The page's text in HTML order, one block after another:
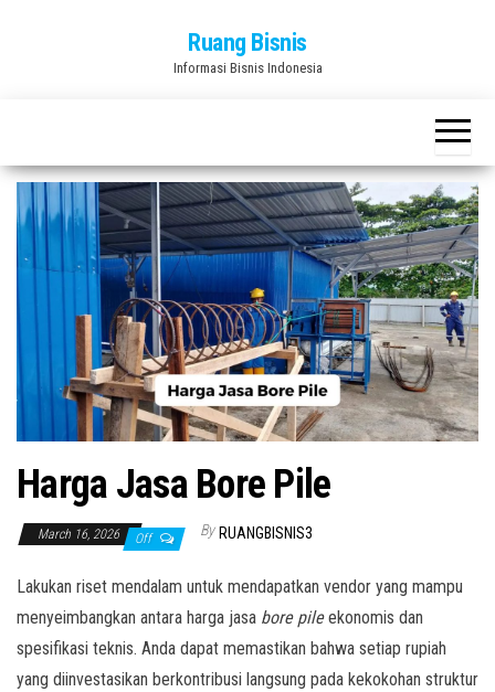
Ruang Bisnis
Informasi Bisnis Indonesia
Harga Jasa Bore Pile
March 16, 2026 Off By RUANGBISNIS3
Lakukan riset mendalam untuk mendapatkan vendor yang mampu
menyeimbangkan antara harga jasa bore pileekonomis dan
spesifikasi teknis. Anda dapat memastikan bahwa setiap rupiah
yang diinvestasikan berkontribusi langsung pada kekokohan struktur